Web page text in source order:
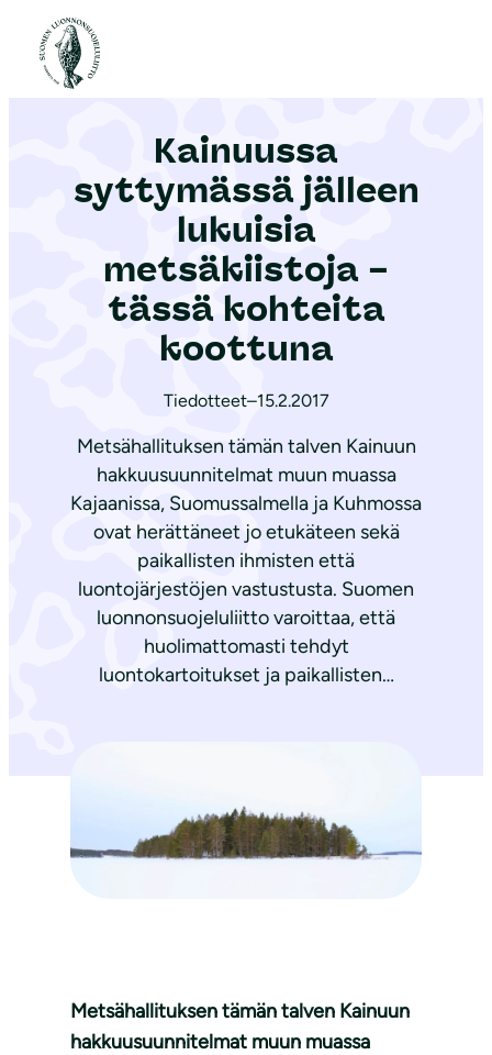
Etusivu
Kainuussa
syttymässä jälleen
lukuisia
metsäkiistoja –
tässä kohteita
koottuna
Tiedotteet–15.2.2017
Metsähallituksen tämän talven Kainuun
hakkuusuunnitelmat muun muassa
Kajaanissa, Suomussalmella ja Kuhmossa
ovat herättäneet jo etukäteen sekä
paikallisten ihmisten että
luontojärjestöjen vastustusta. Suomen
luonnonsuojeluliitto varoittaa, että
huolimattomasti tehdyt
luontokartoitukset ja paikallisten…
Metsähallituksen tämän talven Kainuun
hakkuusuunnitelmat muun muassa